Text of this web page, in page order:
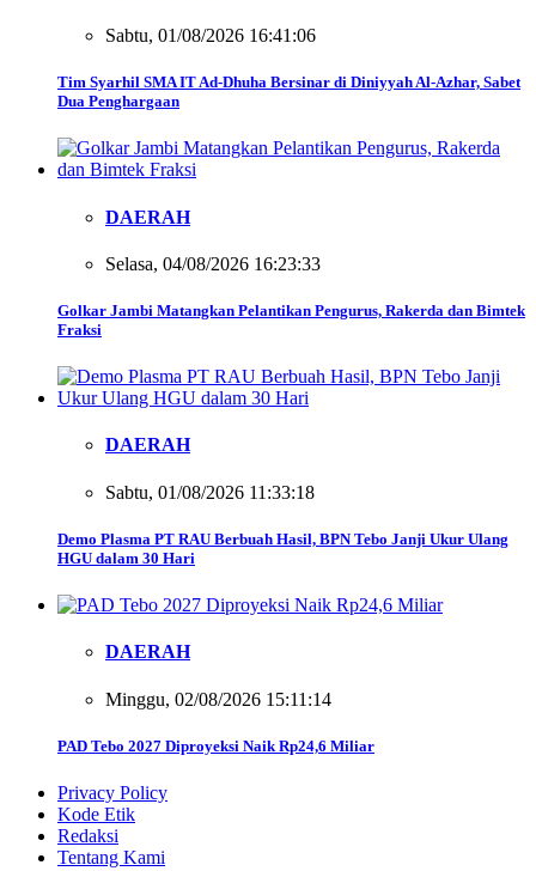
Sabtu, 01/08/2026 16:41:06
Tim Syarhil SMA IT Ad-Dhuha Bersinar di Diniyyah Al-Azhar, Sabet
Dua Penghargaan
DAERAH
Selasa, 04/08/2026 16:23:33
Golkar Jambi Matangkan Pelantikan Pengurus, Rakerda dan Bimtek
Fraksi
DAERAH
Sabtu, 01/08/2026 11:33:18
Demo Plasma PT RAU Berbuah Hasil, BPN Tebo Janji Ukur Ulang
HGU dalam 30 Hari
DAERAH
Minggu, 02/08/2026 15:11:14
PAD Tebo 2027 Diproyeksi Naik Rp24,6 Miliar
Privacy Policy
Kode Etik
Redaksi
Tentang Kami